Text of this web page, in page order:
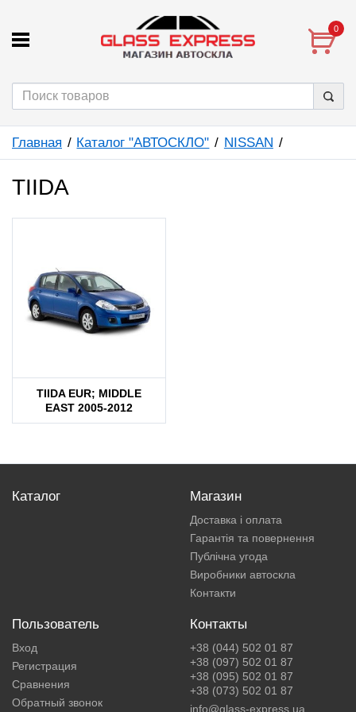
0
Главная Каталог "АВТОСКЛО" NISSAN
TIIDA
TIIDA EUR; MIDDLE
EAST 2005-2012
Каталог Магазин
Доставка і оплата
Гарантія та повернення
Публічна угода
Виробники автоскла
Контакти
Пользователь
Вход
Регистрация
Сравнения
Обратный звонок
Контакты
+38 (044) 502 01 87
+38 (097) 502 01 87
+38 (095) 502 01 87
+38 (073) 502 01 87
info@glass-express.ua